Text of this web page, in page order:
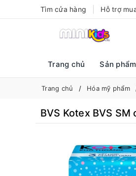
Tìm cửa hàng Hỗ trợ
Trang chủ Sản phẩm
Trang chủ Hóa mỹ phẩm
BVS Kotex BVS SM